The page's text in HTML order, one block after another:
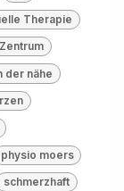
Therapie
der nähe
physio moers
schmerzhaft